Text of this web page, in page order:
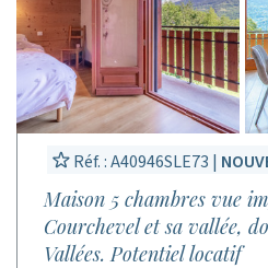
Réf. : A40946SLE73 |
Maison 5 chambres vue
Courchevel et sa vallée,
Vallées. Potentiel locatif